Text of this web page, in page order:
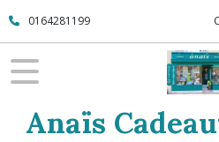
0164281199
Anaïs